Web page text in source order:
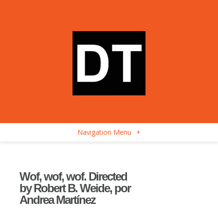
Navigation Menu +
Wof, wof, wof. Directed
by Robert B. Weide, por
Andrea Martínez